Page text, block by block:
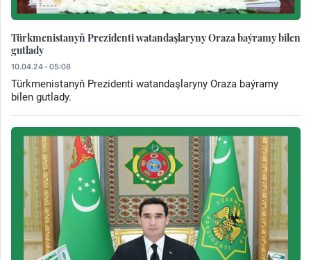
Türkmenistanyň Prezidenti watandaşlaryny Oraza baýramy bilen
gutlady
10.04.24 - 05:08
Türkmenistanyň Prezidenti watandaşlaryny Oraza baýramy
bilen gutlady.